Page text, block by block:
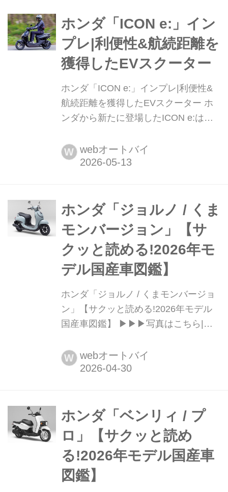
発売される「JOG ...
ホンダ「ICON e:」イン
プレ|利便性&航続距離を
獲得したEVスクーター
ホンダ「ICON e:」インプレ|利便性&
航続距離を獲得したEVスクーター ホ
ンダから新たに登場したICON e:は原
ン接続対応の着脱式バッテリーとイン
ホイールモーターを採用し、通勤から
写真:南 孝幸▶▶▶写真はこちら|ホン
ダ「ICON e:」
W webオートバイ
ホンダ「ジョルノ / くま
モンバージョン」【サ
クッと読める!2026年モ
デル国産車図鑑】
ホンダ「ジョルノ / くまモンバージョ
ン」【サクッと読める!2026年モデル
国産車図鑑】 ▶▶▶写真はこちら|ホ
ン」 Honda GIORNO / くまモンバージ
ョン 税込価格:20万9000円 / 21万7800
ス:1180mm シート高:720mm 車両重
W webオートバイ
ホンダ「ベンリィ / プ
ロ」【サクッと読め
る!2026年モデル国産車
図鑑】